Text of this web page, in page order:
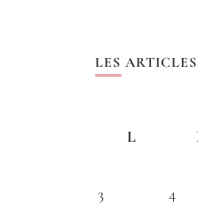
LES
L
3
4